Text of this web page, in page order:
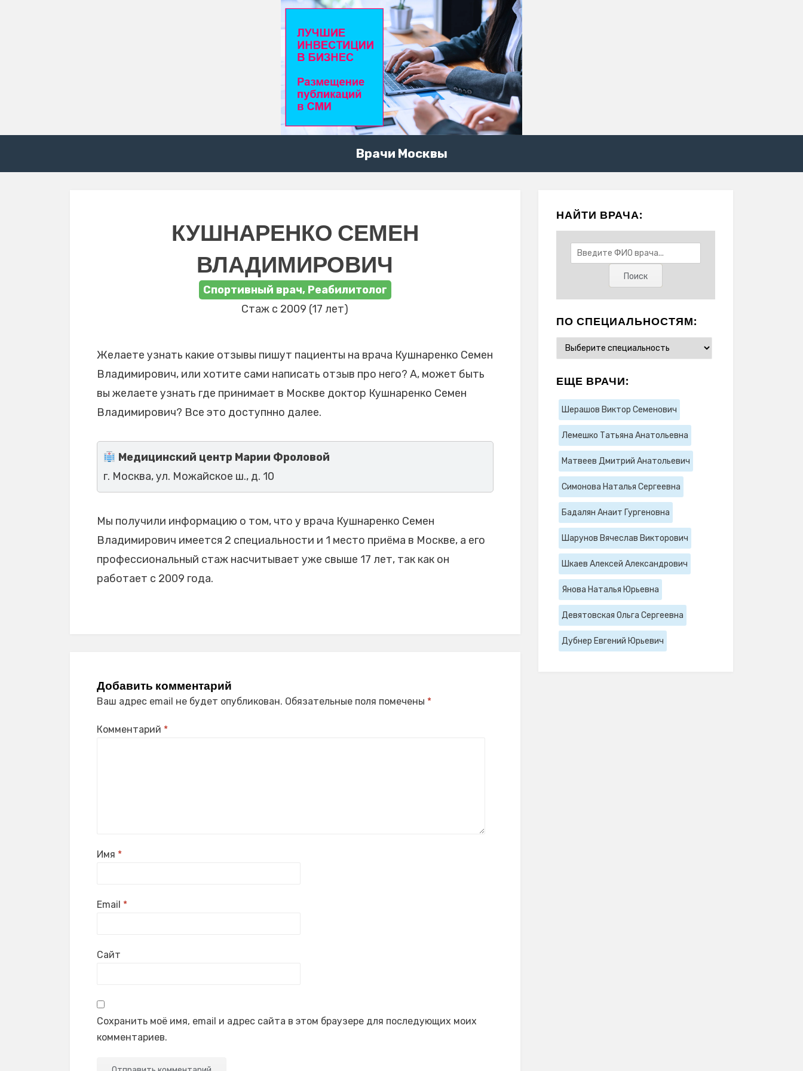
Врачи Москвы
КУШНАРЕНКО СЕМЕН
ВЛАДИМИРОВИЧ
Спортивный врач, Реабилитолог
Стаж с 2009 (17 лет)
Желаете узнать какие отзывы пишут пациенты на врача Кушнаренко Семен
Владимирович, или хотите сами написать отзыв про него? А, может быть
вы желаете узнать где принимает в Москве доктор Кушнаренко Семен
Владимирович? Все это доступнно далее.
Медицинский центр Марии Фроловой
г. Москва, ул. Можайское ш., д. 10
Мы получили информацию о том, что у врача Кушнаренко Семен
Владимирович имеется 2 специальности и 1 место приёма в Москве, а его
профессиональный стаж насчитывает уже свыше 17 лет, так как он
работает с 2009 года.
Добавить комментарий
Ваш адрес email не будет опубликован. Обязательные поля помечены *
Комментарий *
Имя *
Email *
Сайт
Сохранить моё имя, email и адрес сайта в этом браузере для последующих моих
комментариев.
НАЙТИ ВРАЧА:
ПО СПЕЦИАЛЬНОСТЯМ:
ЕЩЕ ВРАЧИ:
Шерашов Виктор Семенович
Лемешко Татьяна Анатольевна
Матвеев Дмитрий Анатольевич
Симонова Наталья Сергеевна
Бадалян Анаит Гургеновна
Шарунов Вячеслав Викторович
Шкаев Алексей Александрович
Янова Наталья Юрьевна
Девятовская Ольга Сергеевна
Дубнер Евгений Юрьевич